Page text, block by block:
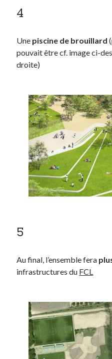
4
Une piscine de brouillard
pouvait être cf. image ci-
droite)
5
Au final, l’ensemble fera
infrastructures du FCL